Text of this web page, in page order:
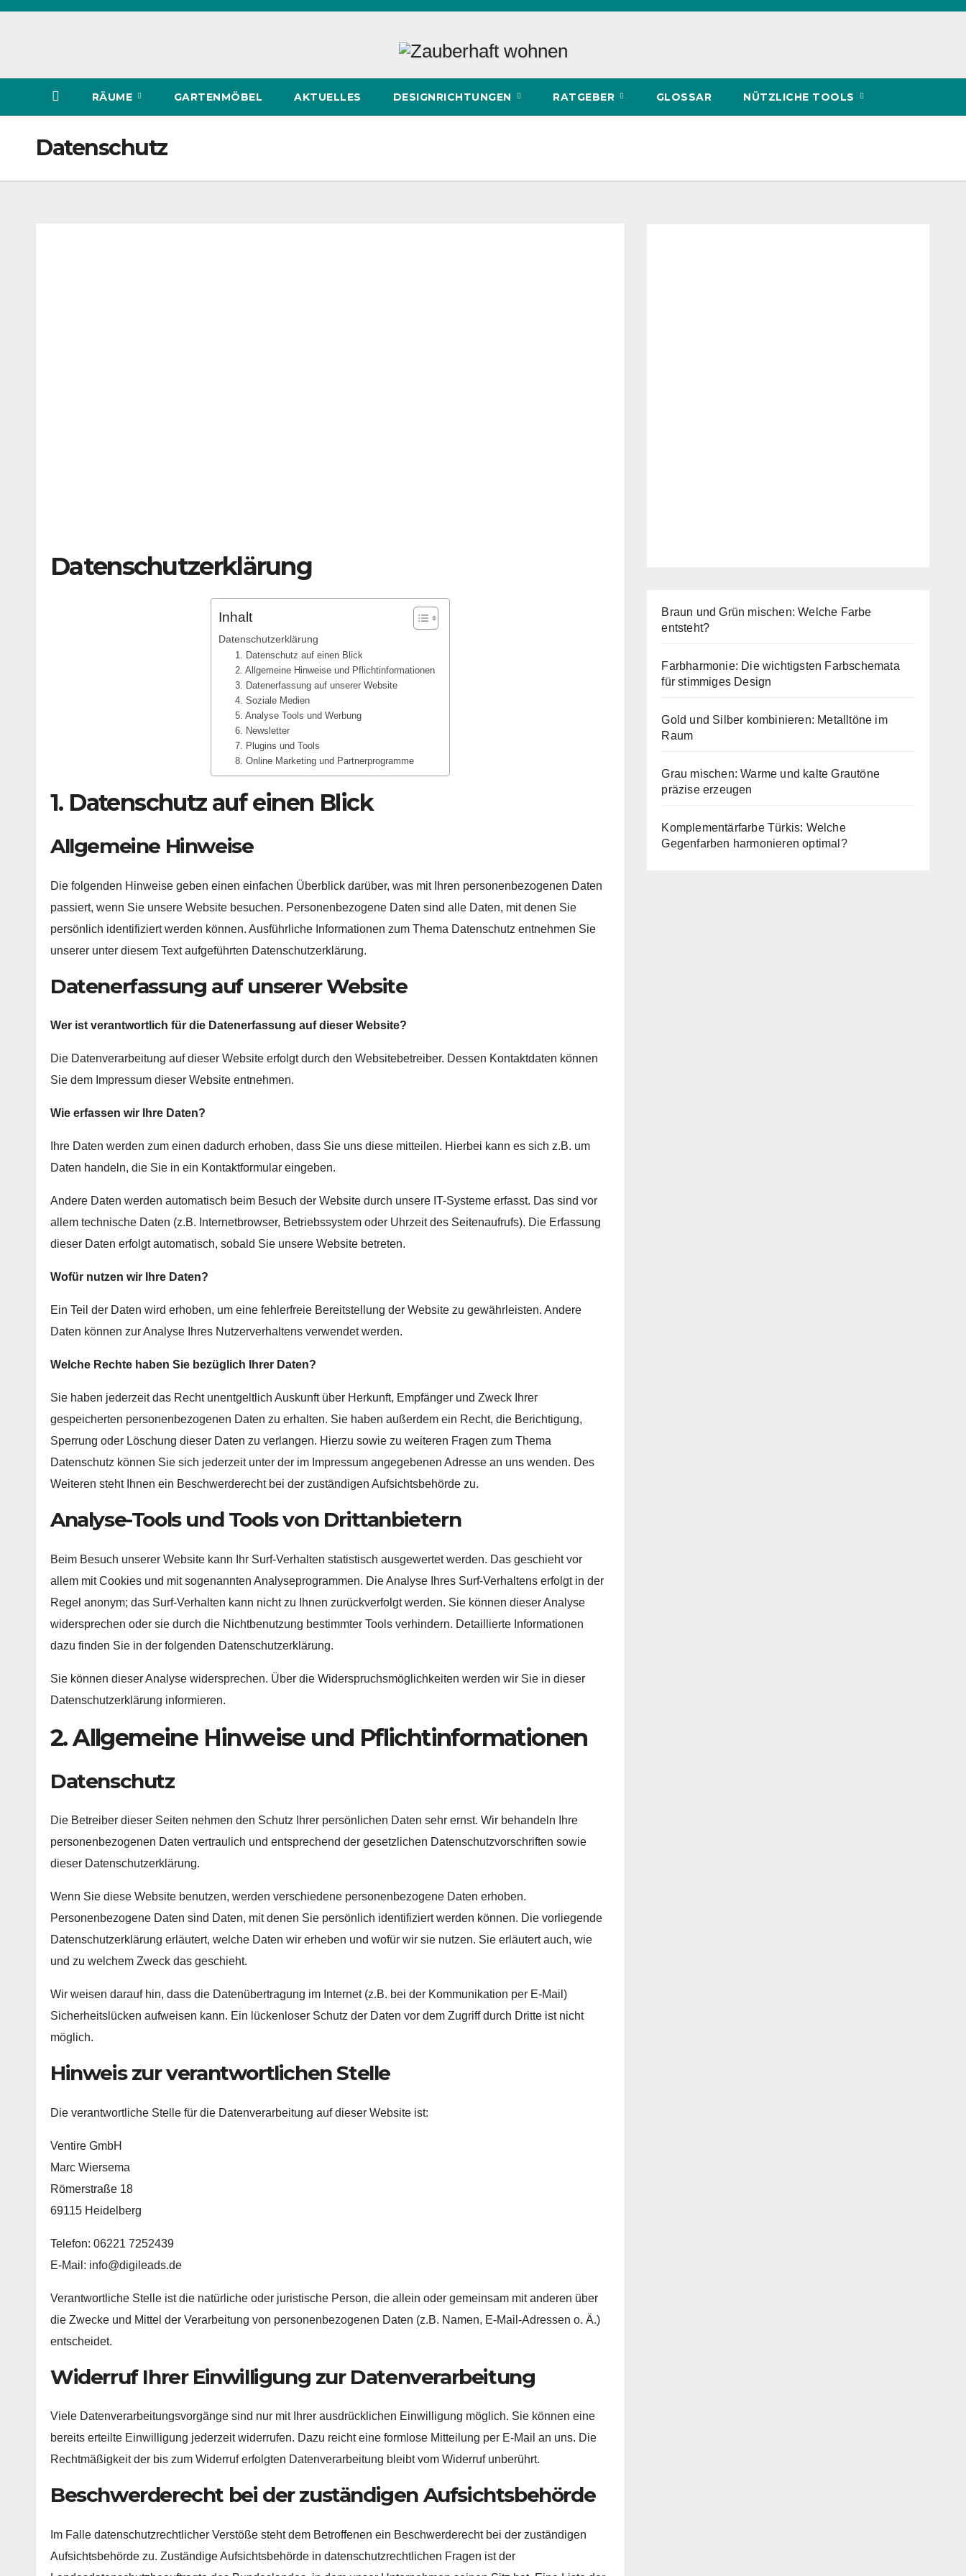
Zum
RÄUME GARTENMÖBEL AKTUELLES DESIGNRICHTUNGEN RATGEBER GLOSSAR NÜTZLICHE TOOLS
Datenschutz
Datenschutzerklärung
Inhalt
Datenschutzerklärung
1. Datenschutz auf einen Blick
2. Allgemeine Hinweise und Pflichtinformationen
3. Datenerfassung auf unserer Website
4. Soziale Medien
5. Analyse Tools und Werbung
6. Newsletter
7. Plugins und Tools
8. Online Marketing und Partnerprogramme
1. Datenschutz auf einen Blick
Allgemeine Hinweise
Die folgenden Hinweise geben einen einfachen Überblick darüber, was mit Ihren personenbezogenen Daten
passiert, wenn Sie unsere Website besuchen. Personenbezogene Daten sind alle Daten, mit denen Sie
persönlich identifiziert werden können. Ausführliche Informationen zum Thema Datenschutz entnehmen Sie
unserer unter diesem Text aufgeführten Datenschutzerklärung.
Datenerfassung auf unserer Website
Wer ist verantwortlich für die Datenerfassung auf dieser Website?
Die Datenverarbeitung auf dieser Website erfolgt durch den Websitebetreiber. Dessen Kontaktdaten können
Sie dem Impressum dieser Website entnehmen.
Wie erfassen wir Ihre Daten?
Ihre Daten werden zum einen dadurch erhoben, dass Sie uns diese mitteilen. Hierbei kann es sich z.B. um
Daten handeln, die Sie in ein Kontaktformular eingeben.
Andere Daten werden automatisch beim Besuch der Website durch unsere IT-Systeme erfasst. Das sind vor
allem technische Daten (z.B. Internetbrowser, Betriebssystem oder Uhrzeit des Seitenaufrufs). Die Erfassung
dieser Daten erfolgt automatisch, sobald Sie unsere Website betreten.
Wofür nutzen wir Ihre Daten?
Ein Teil der Daten wird erhoben, um eine fehlerfreie Bereitstellung der Website zu gewährleisten. Andere
Daten können zur Analyse Ihres Nutzerverhaltens verwendet werden.
Welche Rechte haben Sie bezüglich Ihrer Daten?
Sie haben jederzeit das Recht unentgeltlich Auskunft über Herkunft, Empfänger und Zweck Ihrer
gespeicherten personenbezogenen Daten zu erhalten. Sie haben außerdem ein Recht, die Berichtigung,
Sperrung oder Löschung dieser Daten zu verlangen. Hierzu sowie zu weiteren Fragen zum Thema
Datenschutz können Sie sich jederzeit unter der im Impressum angegebenen Adresse an uns wenden. Des
Weiteren steht Ihnen ein Beschwerderecht bei der zuständigen Aufsichtsbehörde zu.
Analyse-Tools und Tools von Drittanbietern
Beim Besuch unserer Website kann Ihr Surf-Verhalten statistisch ausgewertet werden. Das geschieht vor
allem mit Cookies und mit sogenannten Analyseprogrammen. Die Analyse Ihres Surf-Verhaltens erfolgt in der
Regel anonym; das Surf-Verhalten kann nicht zu Ihnen zurückverfolgt werden. Sie können dieser Analyse
widersprechen oder sie durch die Nichtbenutzung bestimmter Tools verhindern. Detaillierte Informationen
dazu finden Sie in der folgenden Datenschutzerklärung.
Sie können dieser Analyse widersprechen. Über die Widerspruchsmöglichkeiten werden wir Sie in dieser
Datenschutzerklärung informieren.
2. Allgemeine Hinweise und Pflichtinformationen
Datenschutz
Die Betreiber dieser Seiten nehmen den Schutz Ihrer persönlichen Daten sehr ernst. Wir behandeln Ihre
personenbezogenen Daten vertraulich und entsprechend der gesetzlichen Datenschutzvorschriften sowie
dieser Datenschutzerklärung.
Wenn Sie diese Website benutzen, werden verschiedene personenbezogene Daten erhoben.
Personenbezogene Daten sind Daten, mit denen Sie persönlich identifiziert werden können. Die vorliegende
Datenschutzerklärung erläutert, welche Daten wir erheben und wofür wir sie nutzen. Sie erläutert auch, wie
und zu welchem Zweck das geschieht.
Wir weisen darauf hin, dass die Datenübertragung im Internet (z.B. bei der Kommunikation per E-Mail)
Sicherheitslücken aufweisen kann. Ein lückenloser Schutz der Daten vor dem Zugriff durch Dritte ist nicht
möglich.
Hinweis zur verantwortlichen Stelle
Die verantwortliche Stelle für die Datenverarbeitung auf dieser Website ist:
Ventire GmbH
Marc Wiersema
Römerstraße 18
69115 Heidelberg
Telefon: 06221 7252439
E-Mail: info@digileads.de
Verantwortliche Stelle ist die natürliche oder juristische Person, die allein oder gemeinsam mit anderen über
die Zwecke und Mittel der Verarbeitung von personenbezogenen Daten (z.B. Namen, E-Mail-Adressen o. Ä.)
entscheidet.
Widerruf Ihrer Einwilligung zur Datenverarbeitung
Viele Datenverarbeitungsvorgänge sind nur mit Ihrer ausdrücklichen Einwilligung möglich. Sie können eine
bereits erteilte Einwilligung jederzeit widerrufen. Dazu reicht eine formlose Mitteilung per E-Mail an uns. Die
Rechtmäßigkeit der bis zum Widerruf erfolgten Datenverarbeitung bleibt vom Widerruf unberührt.
Beschwerderecht bei der zuständigen Aufsichtsbehörde
Im Falle datenschutzrechtlicher Verstöße steht dem Betroffenen ein Beschwerderecht bei der zuständigen
Aufsichtsbehörde zu. Zuständige Aufsichtsbehörde in datenschutzrechtlichen Fragen ist der
Braun und Grün mischen: Welche Farbe
entsteht?
Farbharmonie: Die wichtigsten Farbschemata
für stimmiges Design
Gold und Silber kombinieren: Metalltöne im
Raum
Grau mischen: Warme und kalte Grautöne
präzise erzeugen
Komplementärfarbe Türkis: Welche
Gegenfarben harmonieren optimal?